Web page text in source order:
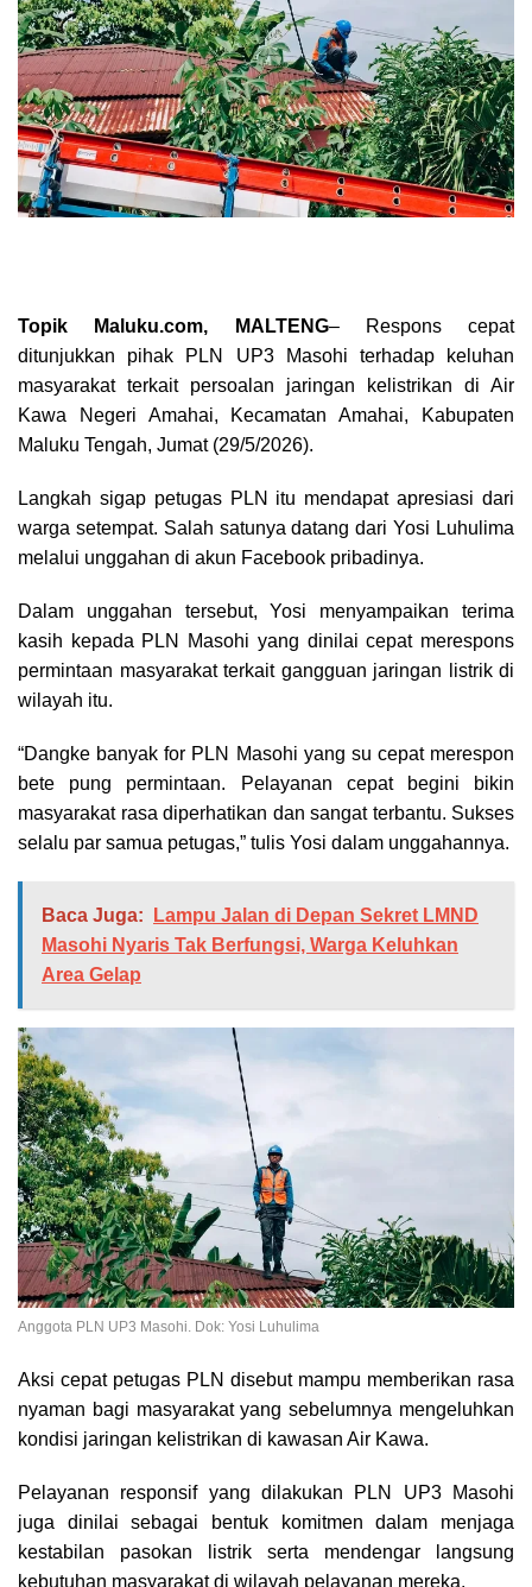
Topik Maluku.com, MALTENG– Respons cepat
ditunjukkan pihak PLN UP3 Masohi terhadap keluhan
masyarakat terkait persoalan jaringan kelistrikan di Air
Kawa Negeri Amahai, Kecamatan Amahai, Kabupaten
Maluku Tengah, Jumat (29/5/2026).
Langkah sigap petugas PLN itu mendapat apresiasi dari
warga setempat. Salah satunya datang dari Yosi Luhulima
melalui unggahan di akun Facebook pribadinya.
Dalam unggahan tersebut, Yosi menyampaikan terima
kasih kepada PLN Masohi yang dinilai cepat merespons
permintaan masyarakat terkait gangguan jaringan listrik di
wilayah itu.
“Dangke banyak for PLN Masohi yang su cepat merespon
bete pung permintaan. Pelayanan cepat begini bikin
masyarakat rasa diperhatikan dan sangat terbantu. Sukses
selalu par samua petugas,” tulis Yosi dalam unggahannya.
Baca Juga:
Lampu Jalan di Depan Sekret LMND
Masohi Nyaris Tak Berfungsi, Warga Keluhkan
Area Gelap
Anggota PLN UP3 Masohi. Dok: Yosi Luhulima
Aksi cepat petugas PLN disebut mampu memberikan rasa
nyaman bagi masyarakat yang sebelumnya mengeluhkan
kondisi jaringan kelistrikan di kawasan Air Kawa.
Pelayanan responsif yang dilakukan PLN UP3 Masohi
juga dinilai sebagai bentuk komitmen dalam menjaga
kestabilan pasokan listrik serta mendengar langsung
kebutuhan masyarakat di wilayah pelayanan mereka.